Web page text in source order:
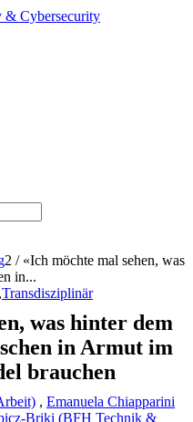
& Cybersecurity
2 / «Ich möchte mal sehen, was
in...
,Transdisziplinär
was hinter dem
in Armut im
brauchen
, Emanuela Chiapparini
Briki (BFH Technik &